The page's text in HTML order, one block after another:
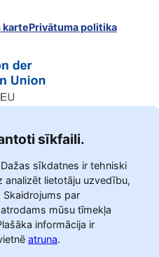
kartePrivātuma politika
sīkfaili.
sīkdatnes ir tehniski
analizēt lietotāju uzvedību,
Skaidrojums par
mūsu tīmekļa
informācija ir
atruna.